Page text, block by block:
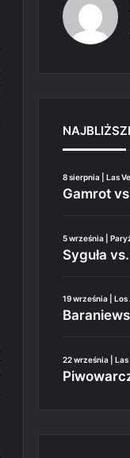
8 sierpnia | Las
Gamrot
5 września |
Syguła
19 września | Los
22 września |